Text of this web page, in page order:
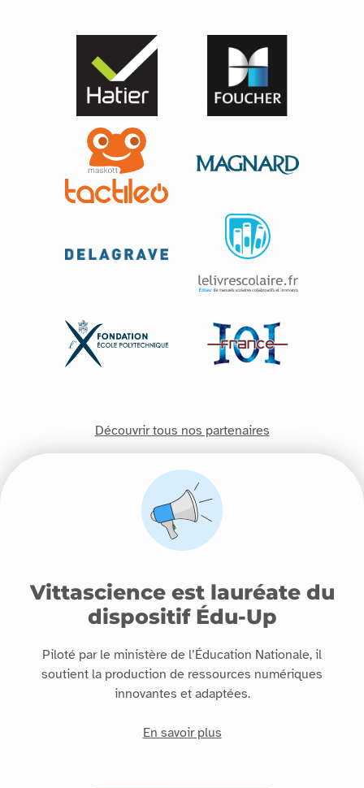
Découvrir tous nos partenaires
Vittascience est lauréate du
dispositif Édu-Up
Piloté par le ministère de l’Éducation Nationale, il
soutient la production de ressources numériques
innovantes et adaptées.
En savoir plus